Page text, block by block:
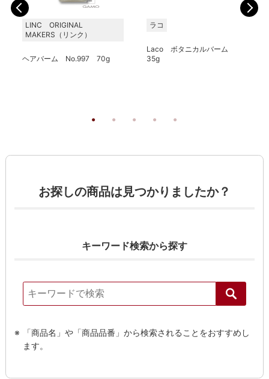
LINC ORIGINAL
MAKERS（リンク）
ヘアバーム No.997 70g
ラコ
Laco ボタニカルバーム
35g
お探しの商品は見つかりましたか？
キーワード検索から探す
「商品名」や「商品品番」から検索されることをおすすめし
ます。